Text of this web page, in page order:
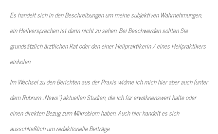
Es handelt sich in den Beschreibungen um meine subjektiven Wahrnehmungen,
ein Heilversprechen ist darin nicht zu sehen. Bei Beschwerden sollten Sie
grundsätzlich ärztlichen Rat oder den einer Heilpraktikerin / eines Heilpraktikers
einholen.
Im Wechsel zu den Berichten aus der Praxis widme ich mich hier aber auch (unter
dem Rubrum „News“) aktuellen Studien, die ich für erwähnenswert halte oder
einen direkten Bezug zum Mikrobiom haben. Auch hier handelt es sich
ausschließlich um redaktionelle Beiträge